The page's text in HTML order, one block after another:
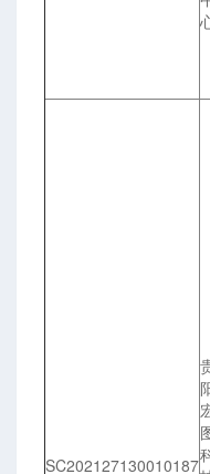
SC202127130010187